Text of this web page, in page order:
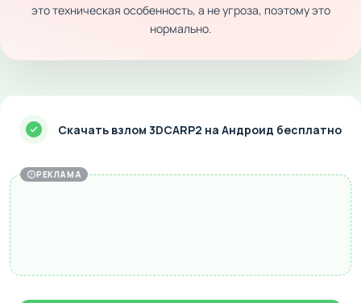
это техническая особенность, а не угроза, поэтому это
нормально.
Скачать взлом 3DCARP2 на Андроид бесплатно
РЕКЛАМА